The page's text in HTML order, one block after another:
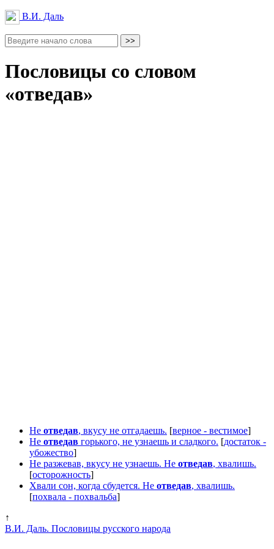
В.И. Даль
Пословицы со словом
«отведав»
Не отведав, вкусу не отгадаешь. [верное - вестимое]
Не отведав горького, не узнаешь и сладкого. [достаток -
убожество]
Не разжевав, вкусу не узнаешь. Не отведав, хвалишь.
[осторожность]
Хвали сон, когда сбудется. Не отведав, хвалишь.
[похвала - похвальба]
↑
В.И. Даль. Пословицы русского народа